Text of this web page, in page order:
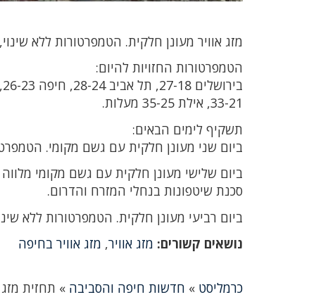
מזג אוויר מעונן חלקית. הטמפרטורות ללא שינוי, גובה גלים בים
הטמפרטורות החזויות להיום:
33-21, אילת 35-25 מעלות.
תשקיף לימים הבאים:
ביום שני מעונן חלקית עם גשם מקומי.
ביום שלישי מעונן חלקית עם גשם מקומי
סכנת שיטפונות בנחלי המזרח והדרום.
ביום רביעי מעונן חלקית. הטמפרטורות ללא
נושאים קשורים: מזג אוויר, מזג אוויר בחיפה
כרמליסט » חדשות חיפה והסביבה » תחזית מזג האוויר (08/